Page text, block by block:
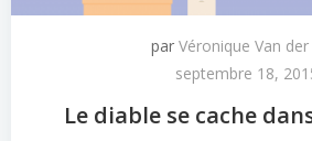
par Véronique Van
septembre 18,
Le diable se cache